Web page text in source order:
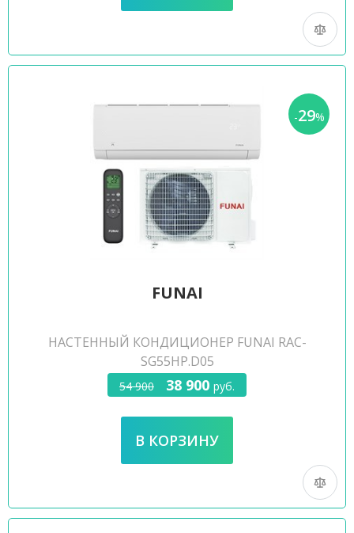
-29%
FUNAI
НАСТЕННЫЙ КОНДИЦИОНЕР FUNAI RAC-
SG55HP.D05
54 900 38 900 руб.